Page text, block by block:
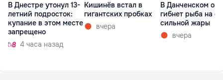
В Днестре утонул 13-
летний подросток:
купание в этом месте
запрещено
4 часа назад
Кишинёв встал в
гигантских пробках
вчера
В Данченском
гибнет рыба на
сильной жары
вчера